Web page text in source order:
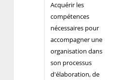
Acquérir les
compétences
nécessaires pour
accompagner une
organisation dans
son processus
d'élaboration, de